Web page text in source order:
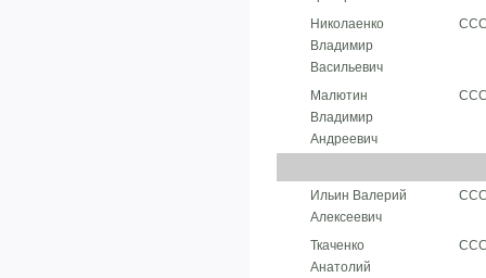
Николаенко
Владимир
Васильевич
Малютин
Владимир
Андреевич
Ильин Валерий
Алексеевич
Ткаченко
Анатолий